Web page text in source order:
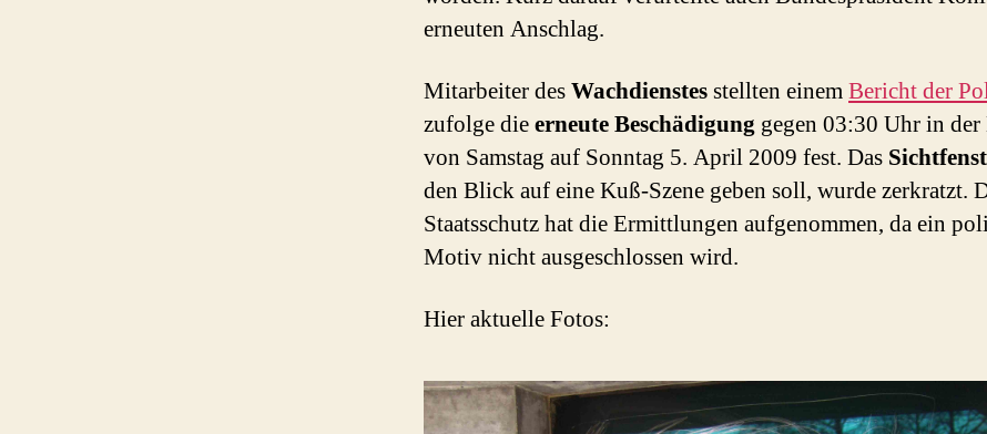
erneuten Anschlag.
Mitarbeiter desWachdienstesstellten einemBericht der
zufolge dieerneute Beschädigung gegen 03:30 Uhr in der
von Samstag auf Sonntag 5. April 2009 fest. Das
den Blick auf eine Kuß-Szene geben soll, wurde zerkratzt.
Staatsschutz hat die Ermittlungen aufgenommen, da ein
Motiv nicht ausgeschlossen wird.
Hier aktuelle Fotos: